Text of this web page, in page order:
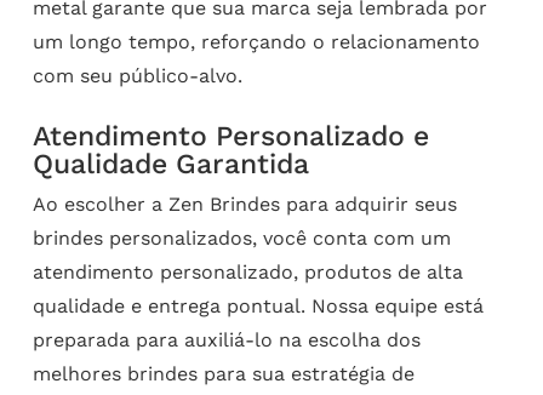
metal garante que sua marca seja lembrada por
um longo tempo, reforçando o relacionamento
com seu público-alvo.
Atendimento Personalizado e
Qualidade Garantida
Ao escolher a Zen Brindes para adquirir seus
brindes personalizados, você conta com um
atendimento personalizado, produtos de alta
qualidade e entrega pontual. Nossa equipe está
preparada para auxiliá-lo na escolha dos
melhores brindes para sua estratégia de